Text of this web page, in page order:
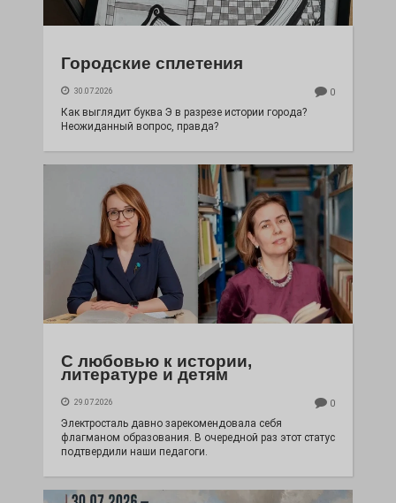
Городские сплетения
30.07.2026 0
Как выглядит буква Э в разрезе истории города?
Неожиданный вопрос, правда?
С любовью к истории,
литературе и детям
29.07.2026 0
Электросталь давно зарекомендовала себя
флагманом образования. В очередной раз этот статус
подтвердили наши педагоги.